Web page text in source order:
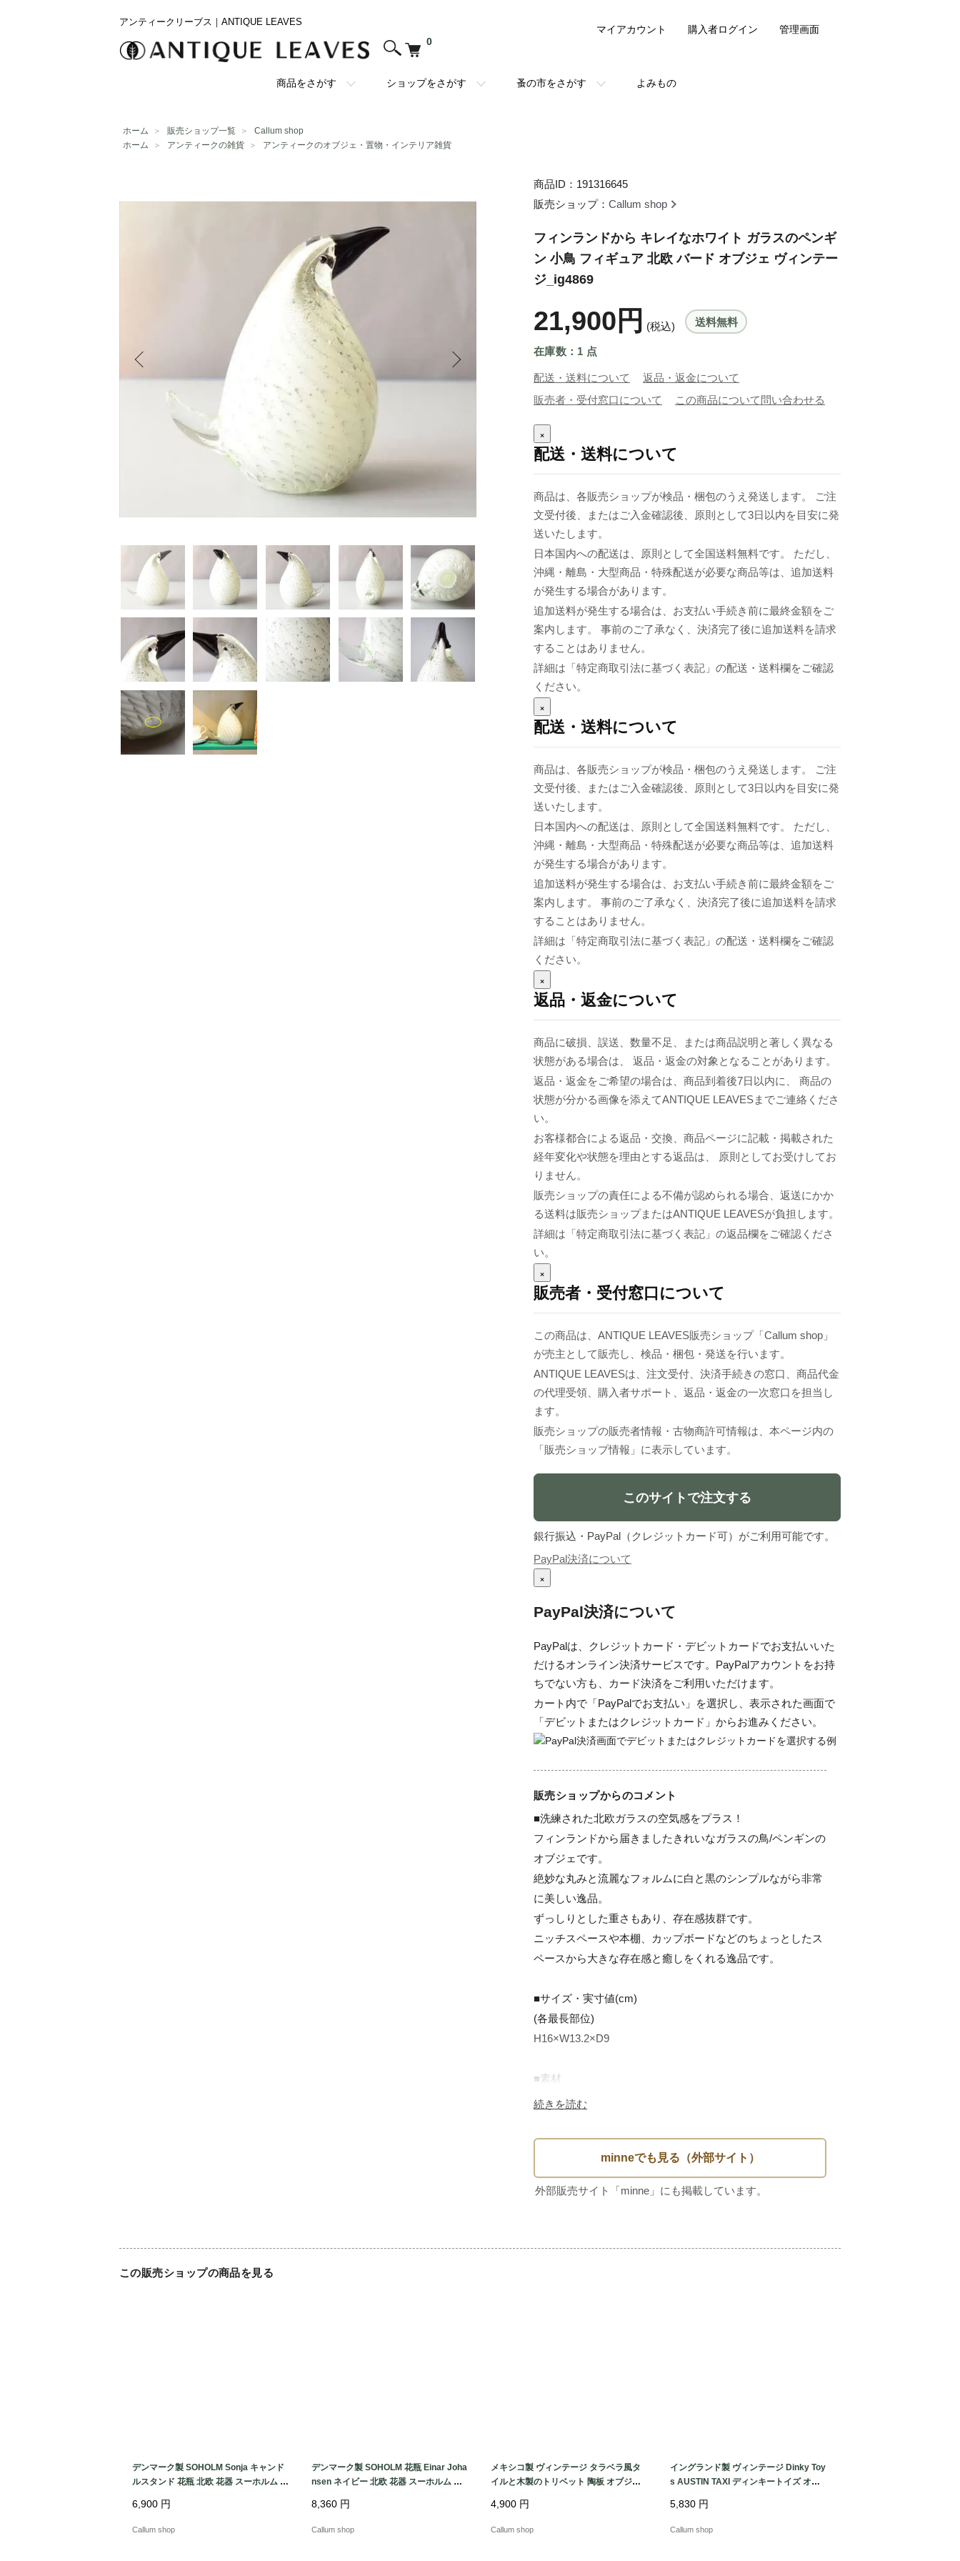
アンティークリーブス｜ANTIQUE LEAVES
0
商品をさがす ショップをさがす 蚤の市をさがす よみもの
マイアカウント 購入者ログイン 管理画面
ホーム ＞ 販売ショップ一覧 ＞
Callum shop
ホーム
＞ アンティークの雑貨 ＞ アンティークのオブジェ・置物・インテリア雑貨
商品ID：191316645
販売ショップ： Callum shop
フィンランドから キレイなホワイト ガラスのペンギ
ン 小鳥 フィギュア 北欧 バード オブジェ ヴィンテー
ジ_ig4869
21,900円 (税込) 送料無料
在庫数：1 点
配送・送料について
返品・返金について
販売者・受付窓口について
この商品について問い合わせる
×
配送・送料について
商品は、各販売ショップが検品・梱包のうえ発送します。 ご注
文受付後、またはご入金確認後、原則として3日以内を目安に発
送いたします。
日本国内への配送は、原則として全国送料無料です。 ただし、
沖縄・離島・大型商品・特殊配送が必要な商品等は、追加送料
が発生する場合があります。
追加送料が発生する場合は、お支払い手続き前に最終金額をご
案内します。 事前のご了承なく、決済完了後に追加送料を請求
することはありません。
詳細は「特定商取引法に基づく表記」の配送・送料欄をご確認
ください。
×
配送・送料について
商品は、各販売ショップが検品・梱包のうえ発送します。 ご注
文受付後、またはご入金確認後、原則として3日以内を目安に発
送いたします。
日本国内への配送は、原則として全国送料無料です。 ただし、
沖縄・離島・大型商品・特殊配送が必要な商品等は、追加送料
が発生する場合があります。
追加送料が発生する場合は、お支払い手続き前に最終金額をご
案内します。 事前のご了承なく、決済完了後に追加送料を請求
することはありません。
詳細は「特定商取引法に基づく表記」の配送・送料欄をご確認
ください。
×
返品・返金について
商品に破損、誤送、数量不足、または商品説明と著しく異なる
状態がある場合は、 返品・返金の対象となることがあります。
返品・返金をご希望の場合は、商品到着後7日以内に、 商品の
状態が分かる画像を添えてANTIQUE LEAVESまでご連絡くださ
い。
お客様都合による返品・交換、商品ページに記載・掲載された
経年変化や状態を理由とする返品は、 原則としてお受けしてお
りません。
販売ショップの責任による不備が認められる場合、返送にかか
る送料は販売ショップまたはANTIQUE LEAVESが負担します。
詳細は「特定商取引法に基づく表記」の返品欄をご確認くださ
い。
×
販売者・受付窓口について
この商品は、ANTIQUE LEAVES販売ショップ「Callum shop」
が売主として販売し、検品・梱包・発送を行います。
ANTIQUE LEAVESは、注文受付、決済手続きの窓口、商品代金
の代理受領、購入者サポート、返品・返金の一次窓口を担当し
ます。
販売ショップの販売者情報・古物商許可情報は、本ページ内の
「販売ショップ情報」に表示しています。
このサイトで注文する
銀行振込・PayPal（クレジットカード可）がご利用可能です。
PayPal決済について
×
PayPal決済について
PayPalは、クレジットカード・デビットカードでお支払いいた
だけるオンライン決済サービスです。PayPalアカウントをお持
ちでない方も、カード決済をご利用いただけます。
カート内で「PayPalでお支払い」を選択し、表示された画面で
「デビットまたはクレジットカード」からお進みください。
販売ショップからのコメント
■洗練された北欧ガラスの空気感をプラス！
フィンランドから届きましたきれいなガラスの鳥/ペンギンの
オブジェです。
絶妙な丸みと流麗なフォルムに白と黒のシンプルながら非常
に美しい逸品。
ずっしりとした重さもあり、存在感抜群です。
ニッチスペースや本棚、カップボードなどのちょっとしたス
ペースから大きな存在感と癒しをくれる逸品です。
■サイズ・実寸値(cm)
(各最長部位)
H16×W13.2×D9
■素材
ガラス
■原産国
■状態・注意点
続きを読む
この販売ショップの商品を見る
デンマーク製 SOHOLM Sonja キャンド
ルスタンド 花瓶 北欧 花器 スーホルム 一
731 ig4995
6,900 円
Callum shop
デンマーク製 SOHOLM 花瓶 Einar Joha
nsen ネイビー 北欧 花器 スーホルム 一
ィンテージ_260731 ig4994
8,360 円
Callum shop
メキシコ製 ヴィンテージ タラベラ風タ
イルと木製のトリベット 陶板 オブジェ
アンティーク_260731 ig4993
4,900 円
Callum shop
イングランド製 ヴィンテージ Dinky Toy
s AUSTIN TAXI ディンキートイズ オー
260731 ig4992
5,830 円
Callum shop